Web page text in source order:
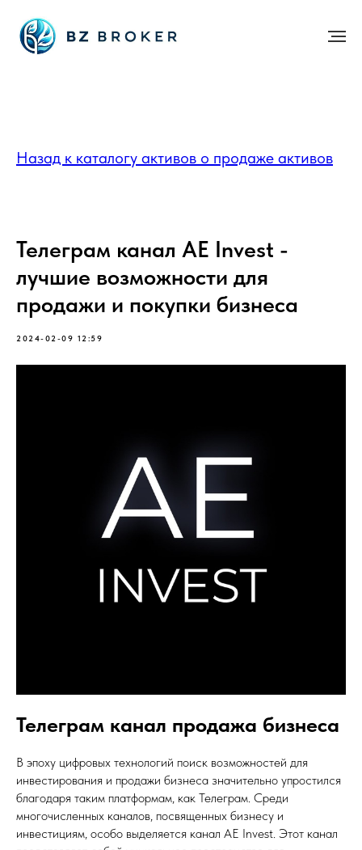
Назад к каталогу активов о продаже активов
Телеграм канал AE Invest -
лучшие возможности для
продажи и покупки бизнеса
2024-02-09 12:59
Телеграм канал продажа бизнеса
В эпоху цифровых технологий поиск возможностей для
инвестирования и продажи бизнеса значительно упростился
благодаря таким платформам, как Телеграм. Среди
многочисленных каналов, посвященных бизнесу и
инвестициям, особо выделяется канал AE Invest. Этот канал